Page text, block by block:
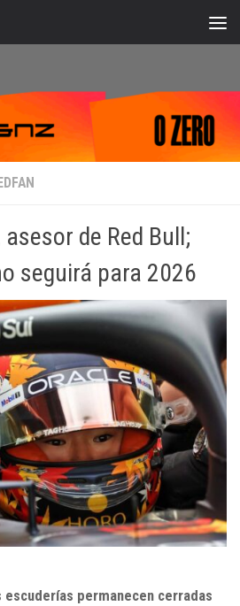
de Red Bull;
seguirá para 2026
escuderías permanecen cerradas